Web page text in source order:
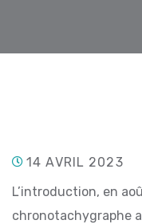
14 AVRIL 2023
L’introduction, en
chronotachygraphe